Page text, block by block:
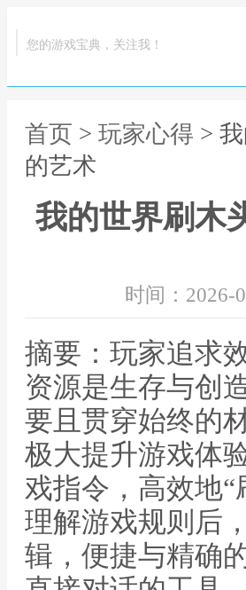
您的游戏宝典，关注我！
首页 > 玩家心得 >
的艺术
我的世界刷木
时间：2026-
摘要：玩家追求
资源是生存与创
要且贯穿始终的
极大提升游戏体
戏指令，高效地
理解游戏规则后
辑，便捷与精确